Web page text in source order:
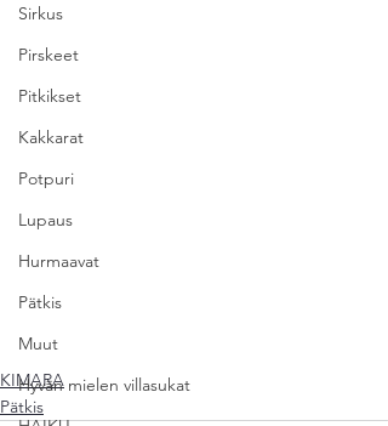
Sirkus
Pirskeet
Pitkikset
Kakkarat
Potpuri
Lupaus
Hurmaavat
Pätkis
Muut
Hyvän mielen villasukat
KIMARA
Pätkis